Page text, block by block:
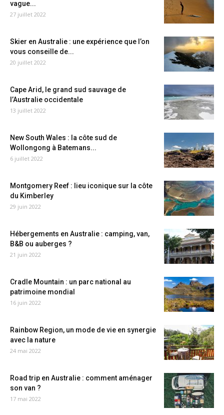
vague...
27 juillet 2022
Skier en Australie : une expérience que l’on
vous conseille de...
20 juillet 2022
Cape Arid, le grand sud sauvage de
l’Australie occidentale
13 juillet 2022
New South Wales : la côte sud de
Wollongong à Batemans...
6 juillet 2022
Montgomery Reef : lieu iconique sur la côte
du Kimberley
29 juin 2022
Hébergements en Australie : camping, van,
B&B ou auberges ?
21 juin 2022
Cradle Mountain : un parc national au
patrimoine mondial
16 juin 2022
Rainbow Region, un mode de vie en synergie
avec la nature
24 mai 2022
Road trip en Australie : comment aménager
son van ?
17 mai 2022